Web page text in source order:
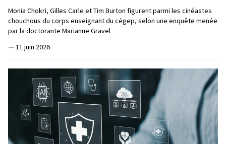
Monia Chokri, Gilles Carle et Tim Burton figurent parmi les cinéastes
chouchous du corps enseignant du cégep, selon une enquête menée
par la doctorante Marianne Gravel
— 11 juin 2026